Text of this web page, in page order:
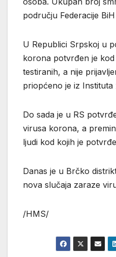
području Federacije BiH
U Republici Srpskoj u
korona potvrđen je
testiranih, a nije
priopćeno je iz
Do sada je u RS
virusa korona, a
ljudi kod kojih je
Danas je u Brčko
nova slučaja zaraze
/HMS/